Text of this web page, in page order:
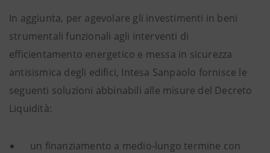
In aggiunta, per agevolare gli investimenti in beni
strumentali funzionali agli interventi di
efficientamento energetico e messa in sicurezza
antisismica degli edifici, Intesa Sanpaolo fornisce le
seguenti soluzioni abbinabili alle misure del Decreto
Liquidità:
un finanziamento a medio-lungo termine con